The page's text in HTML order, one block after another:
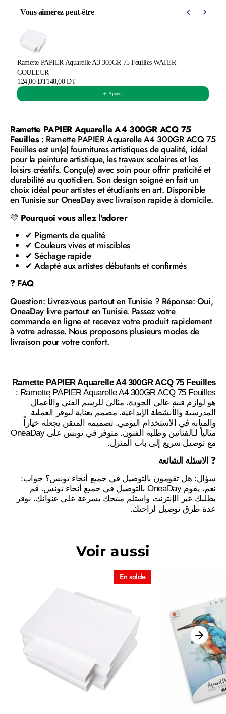
Vous aimerez peut-être
Ramette PAPIER Aquarelle A3 300GR 75 Feuilles WATER
COULEUR
124,00 DT148,00 DT
Ajouter
Ramette PAPIER Aquarelle A4 300GR ACQ 75
Feuilles: Ramette PAPIER Aquarelle A4 300GR ACQ 75
Feuilles est un(e) fournitures artistiques de qualité, idéal
pour la peinture artistique, les travaux scolaires et les
loisirs créatifs. Conçu(e) avec soin pour offrir praticité et
durabilité au quotidien. Son design soigné en fait un
choix idéal pour artistes et étudiants en art. Disponible
en Tunisie sur OneaDay avec livraison rapide à domicile.
💛 Pourquoi vous allez l'adorer
✔ Pigments de qualité
✔ Couleurs vives et miscibles
✔ Séchage rapide
✔ Adapté aux artistes débutants et confirmés
❓ FAQ
Question: Livrez-vous partout en Tunisie ? Réponse: Oui,
OneaDay livre partout en Tunisie. Passez votre
commande en ligne et recevez votre produit rapidement
à votre adresse. Nous proposons plusieurs modes de
livraison pour votre confort.
Ramette PAPIER Aquarelle A4 300GR ACQ 75 Feuilles
: Ramette PAPIER Aquarelle A4 300GR ACQ 75 Feuilles
هو لوازم فنية عالي الجودة، مثالي للرسم الفني والأعمال
المدرسية والأنشطة الإبداعية. مصمم بعناية ليوفر العملية
والمتانة في الاستخدام اليومي. تصميمه المتقن يجعله خياراً
مثالياً لـالفنانين وطلبة الفنون. متوفر في تونس على OneaDay
مع توصيل سريع إلى باب المنزل.
❓ الاسئلة الشائعة
سؤال: هل تقومون بالتوصيل في جميع أنحاء تونس؟ جواب:
نعم، يقوم OneaDay بالتوصيل في جميع أنحاء تونس. قم
بطلبك عبر الإنترنت واستلم منتجك بسرعة على عنوانك. نوفر
عدة طرق توصيل لراحتك.
Voir aussi
En solde